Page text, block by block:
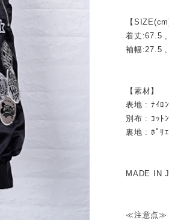
【
着丈:67.5
袖幅:27.5
【素材】
表地 : ﾅｲﾛ
別布 : ｺｯﾄ
裏地 : ﾎﾟﾘ
MADE IN
≪注意点≫